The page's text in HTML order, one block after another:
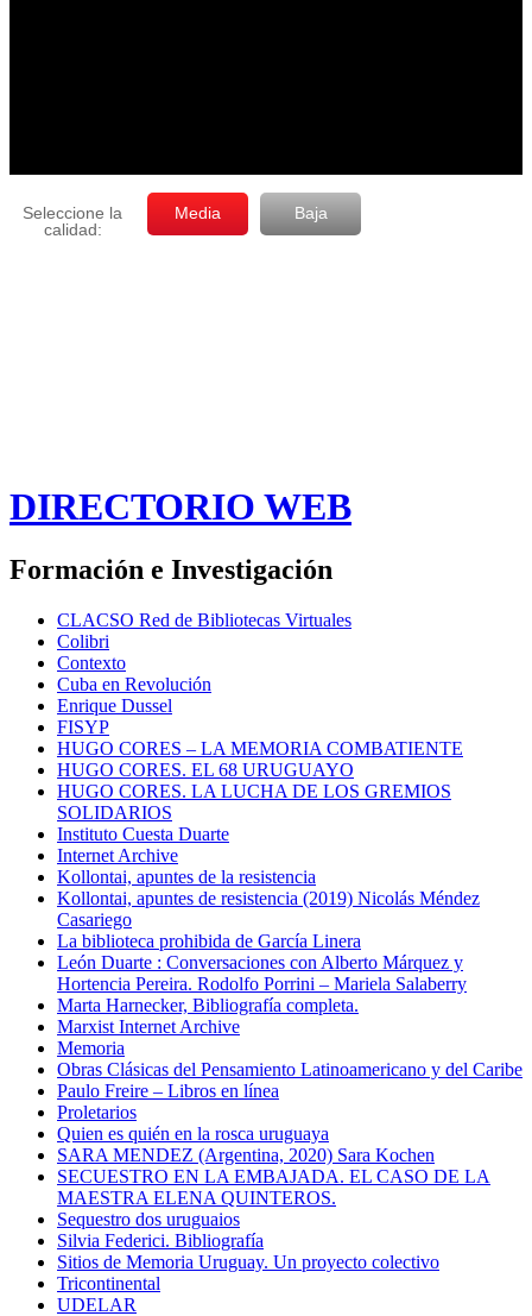
DIRECTORIO WEB
Formación e Investigación
CLACSO Red de Bibliotecas Virtuales
Colibri
Contexto
Cuba en Revolución
Enrique Dussel
FISYP
HUGO CORES – LA MEMORIA COMBATIENTE
HUGO CORES. EL 68 URUGUAYO
HUGO CORES. LA LUCHA DE LOS GREMIOS
SOLIDARIOS
Instituto Cuesta Duarte
Internet Archive
Kollontai, apuntes de la resistencia
Kollontai, apuntes de resistencia (2019) Nicolás Méndez
Casariego
La biblioteca prohibida de García Linera
León Duarte : Conversaciones con Alberto Márquez y
Hortencia Pereira. Rodolfo Porrini – Mariela Salaberry
Marta Harnecker, Bibliografía completa.
Marxist Internet Archive
Memoria
Obras Clásicas del Pensamiento Latinoamericano y del Caribe
Paulo Freire – Libros en línea
Proletarios
Quien es quién en la rosca uruguaya
SARA MENDEZ (Argentina, 2020) Sara Kochen
SECUESTRO EN LA EMBAJADA. EL CASO DE LA
MAESTRA ELENA QUINTEROS.
Sequestro dos uruguaios
Silvia Federici. Bibliografía
Sitios de Memoria Uruguay. Un proyecto colectivo
Tricontinental
UDELAR